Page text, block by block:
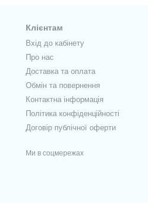
Клієнтам
Вхід до кабінету
Про нас
Доставка та оплата
Обмін та повернення
Контактна інформація
Політика конфіденційності
Договір публічної оферти
Ми в соцмережах